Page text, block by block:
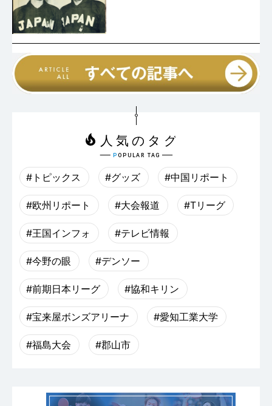
#トピックス #グッズ #中国リポート
#欧州リポート #大会報道 #Tリーグ
#王国インフォ #テレビ情報
#今野の眼 #デンソー
#前期日本リーグ #協和キリン
#宝来屋ボンズアリーナ #愛知工業大学
#福島大会 #郡山市